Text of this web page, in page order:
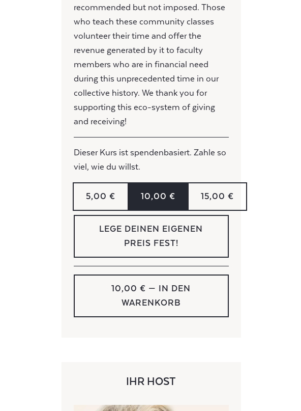
recommended but not imposed. Those
who teach these community classes
volunteer their time and offer the
revenue generated by it to faculty
members who are in financial need
during this unprecedented time in our
collective history. We thank you for
supporting this eco-system of giving
and receiving!
Dieser Kurs ist spendenbasiert. Zahle so
viel, wie du willst.
5,00 € 10,00 € 15,00 €
LEGE DEINEN EIGENEN
PREIS FEST!
10,00 € — IN DEN
WARENKORB
IHR HOST